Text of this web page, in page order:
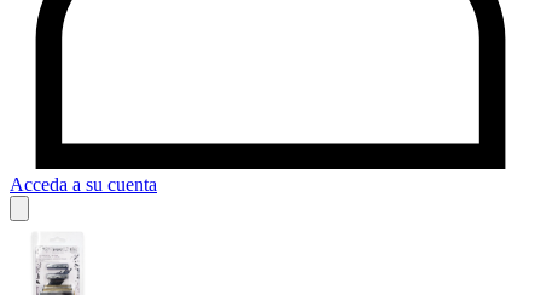
Acceda a su cuenta